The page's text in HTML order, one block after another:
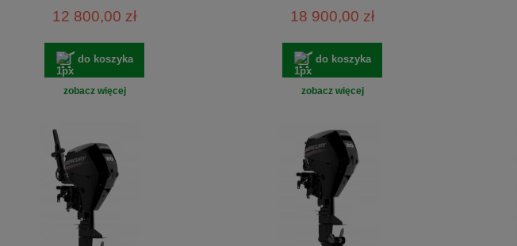
12 800,00 zł
do koszyka
zobacz więcej
18 900,00 zł
do koszyka
zobacz więcej